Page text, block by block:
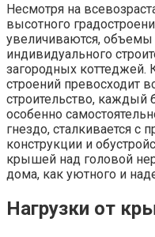
Несмотря на
высотного
увеличиваются, объемы
индивидуального
загородных коттеджей.
строений превосходит
строительство,
особенно
гнездо, сталкивается
конструкции и
крышей над головой
дома, как уютного и
Нагрузки от